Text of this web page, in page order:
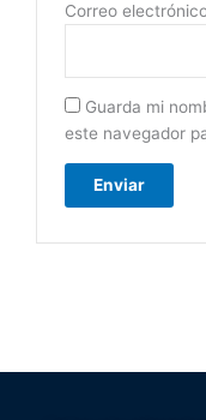
Correo
Guarda mi
este navegador